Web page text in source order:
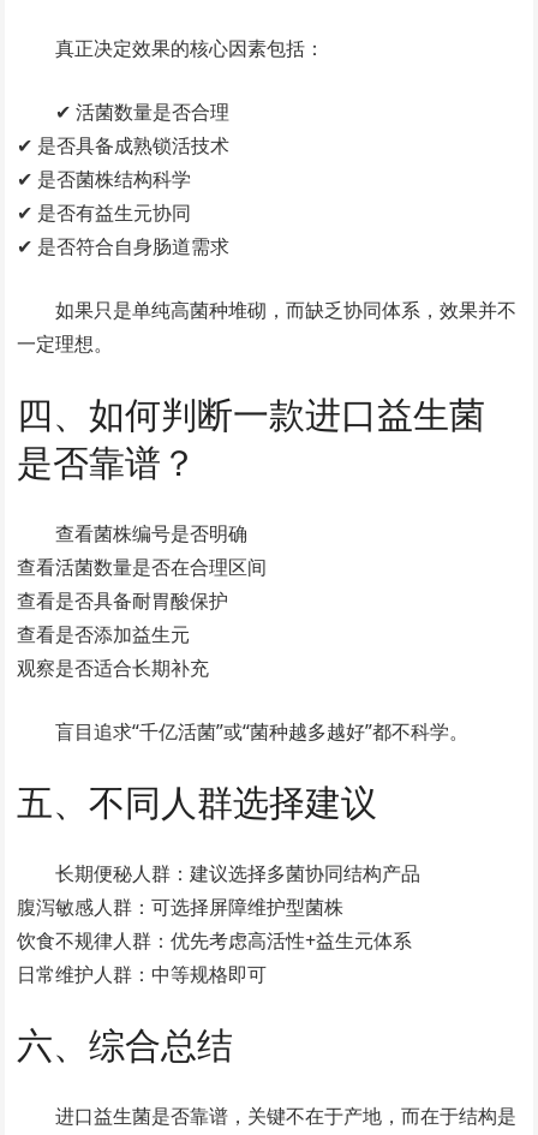
真正决定效果的核心因素包括：
✔ 活菌数量是否合理
✔ 是否具备成熟锁活技术
✔ 是否菌株结构科学
✔ 是否有益生元协同
✔ 是否符合自身肠道需求
如果只是单纯高菌种堆砌，而缺乏协同体系，效果并不
一定理想。
四、如何判断一款进口益生菌
是否靠谱？
查看菌株编号是否明确
查看活菌数量是否在合理区间
查看是否具备耐胃酸保护
查看是否添加益生元
观察是否适合长期补充
盲目追求“千亿活菌”或“菌种越多越好”都不科学。
五、不同人群选择建议
长期便秘人群：建议选择多菌协同结构产品
腹泻敏感人群：可选择屏障维护型菌株
饮食不规律人群：优先考虑高活性+益生元体系
日常维护人群：中等规格即可
六、综合总结
进口益生菌是否靠谱，关键不在于产地，而在于结构是